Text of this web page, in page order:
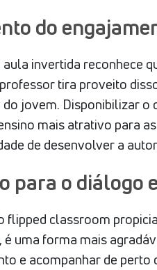
do
aula invertida reconhece
tira proveito
jovem. Disponibilizar
mais atrativo para
de desenvolver a
para o diálogo
flipped classroom
é uma forma mais
e acompanhar de